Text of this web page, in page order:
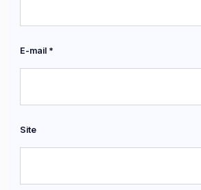
E-mail *
Site